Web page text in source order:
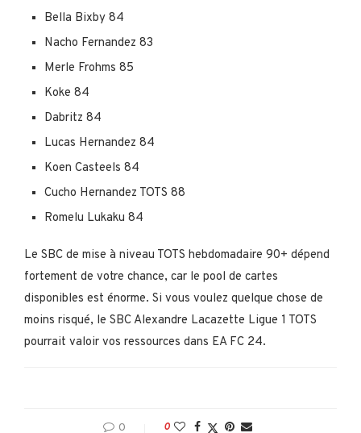
Bella Bixby 84
Nacho Fernandez 83
Merle Frohms 85
Koke 84
Dabritz 84
Lucas Hernandez 84
Koen Casteels 84
Cucho Hernandez TOTS 88
Romelu Lukaku 84
Le SBC de mise à niveau TOTS hebdomadaire 90+ dépend
fortement de votre chance, car le pool de cartes
disponibles est énorme. Si vous voulez quelque chose de
moins risqué, le SBC Alexandre Lacazette Ligue 1 TOTS
pourrait valoir vos ressources dans EA FC 24.
0 0